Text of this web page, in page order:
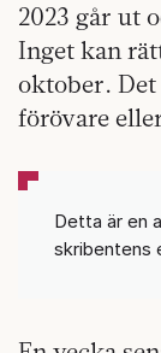
2023 går ut
Inget kan
oktober.
förövare
Detta är en
skribentens